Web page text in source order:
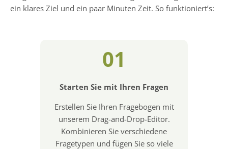
ein klares Ziel und ein paar Minuten Zeit. So funktioniert’s:
01
Starten Sie mit Ihren Fragen
Erstellen Sie Ihren Fragebogen mit
unserem Drag-and-Drop-Editor.
Kombinieren Sie verschiedene
Fragetypen und fügen Sie so viele